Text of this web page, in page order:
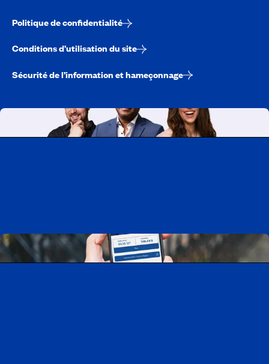
Politique de confidentialité
Conditions d’utilisation du site
Sécurité de l’information et hameçonnage